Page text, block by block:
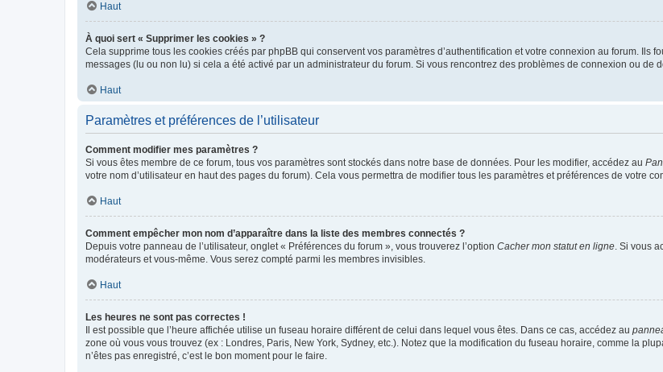
Haut
À quoi sert « Supprimer les cookies » ?
Cela supprime tous les cookies créés par phpBB qui conservent vos paramètres d’authentification et votre connexion au forum. Ils
messages (lu ou non lu) si cela a été activé par un administrateur du forum. Si vous rencontrez des problèmes de connexion ou
Haut
Paramètres et préférences de l’utilisateur
Comment modifier mes paramètres ?
Si vous êtes membre de ce forum, tous vos paramètres sont stockés dans notre base de données. Pour les modifier, accédez au
votre nom d’utilisateur en haut des pages du forum). Cela vous permettra de modifier tous les paramètres et préférences de votre
Haut
Comment empêcher mon nom d’apparaître dans la liste des membres connectés ?
Depuis votre panneau de l’utilisateur, onglet « Préférences du forum », vous trouverez l’option Cacher mon statut en ligne. Si vous
modérateurs et vous-même. Vous serez compté parmi les membres invisibles.
Haut
Les heures ne sont pas correctes !
Il est possible que l’heure affichée utilise un fuseau horaire différent de celui dans lequel vous êtes. Dans ce cas, accédez au
zone où vous vous trouvez (ex : Londres, Paris, New York, Sydney, etc.). Notez que la modification du fuseau horaire, comme la
n’êtes pas enregistré, c’est le bon moment pour le faire.